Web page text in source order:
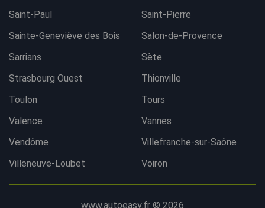
Saint-Paul
Saint-Pierre
Sainte-Geneviève des Bois
Salon-de-Provence
Sarrians
Sète
Strasbourg Ouest
Thionville
Toulon
Tours
Valence
Vannes
Vendôme
Villefranche-sur-Saône
Villeneuve-Loubet
Voiron
www.autoeasy.fr © 2026